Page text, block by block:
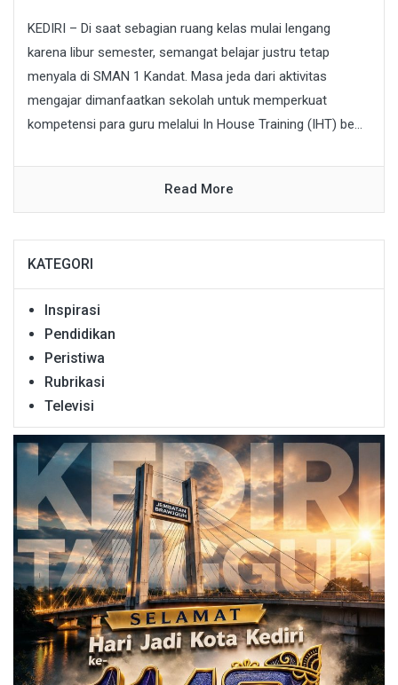
KEDIRI – Di saat sebagian ruang kelas mulai lengang
karena libur semester, semangat belajar justru tetap
menyala di SMAN 1 Kandat. Masa jeda dari aktivitas
mengajar dimanfaatkan sekolah untuk memperkuat
kompetensi para guru melalui In House Training (IHT) be...
Read More
KATEGORI
Inspirasi
Pendidikan
Peristiwa
Rubrikasi
Televisi